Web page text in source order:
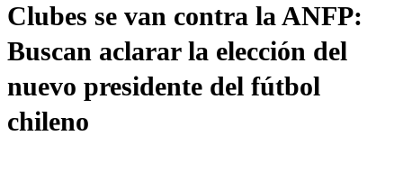
Frecuencias
Agricultura TV
Deportes
Colo Colo
Entretención
Clubes se van contra la ANFP:
Buscan aclarar la elección del
nuevo presidente del fútbol
chileno